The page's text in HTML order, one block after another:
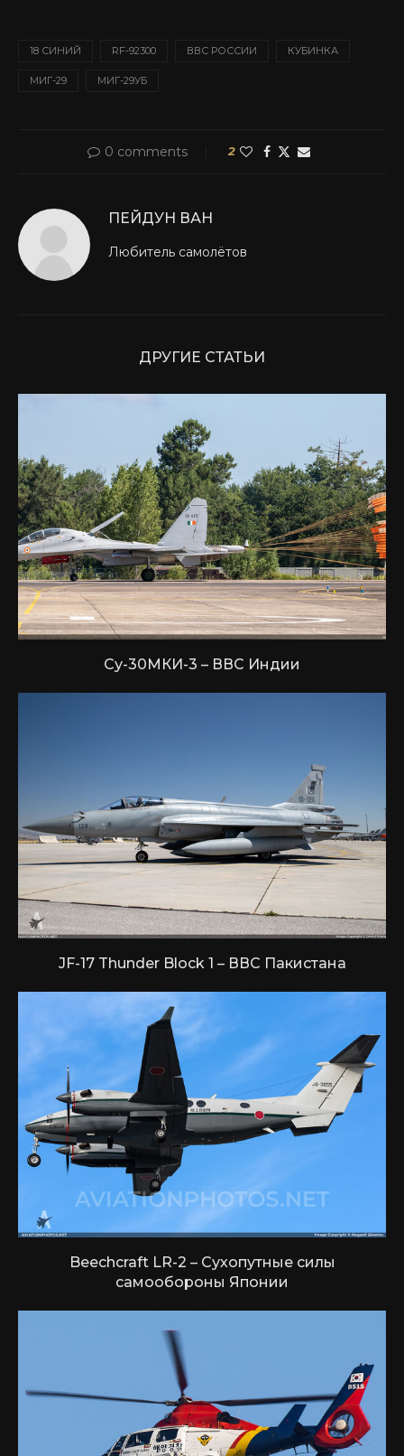
18 СИНИЙ RF-92300 ВВС РОССИИ КУБИНКА
МИГ-29 МИГ-29УБ
0 comments 2
ПЕЙДУН ВАН
Любитель самолётов
ДРУГИЕ СТАТЬИ
Су-30МКИ-3 – ВВС Индии
JF-17 Thunder Block 1 – ВВС Пакистана
Beechcraft LR-2 – Сухопутные силы
самообороны Японии